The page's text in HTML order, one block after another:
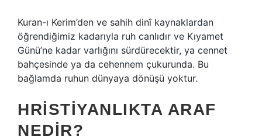
Kuran-ı Kerim’den ve sahih dinî kaynaklardan
öğrendiğimiz kadarıyla ruh canlıdır ve Kıyamet
Günü’ne kadar varlığını sürdürecektir, ya cennet
bahçesinde ya da cehennem çukurunda. Bu
bağlamda ruhun dünyaya dönüşü yoktur.
HRISTIYANLIKTA ARAF
NEDIR?